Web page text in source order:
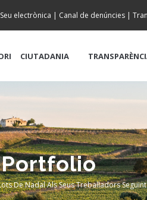
Seu electrònica | Canal de denúncies |
CIUTADANIA
Portfolio
De Nadal Als Seus Treballadors